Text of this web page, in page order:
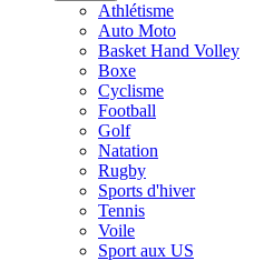
Athlétisme
Auto Moto
Basket Hand Volley
Boxe
Cyclisme
Football
Golf
Natation
Rugby
Sports d'hiver
Tennis
Voile
Sport aux US